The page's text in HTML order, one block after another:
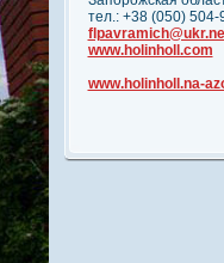
тел.: +38 (050) 504-
www.holinholl.com
www.holinholl.na-